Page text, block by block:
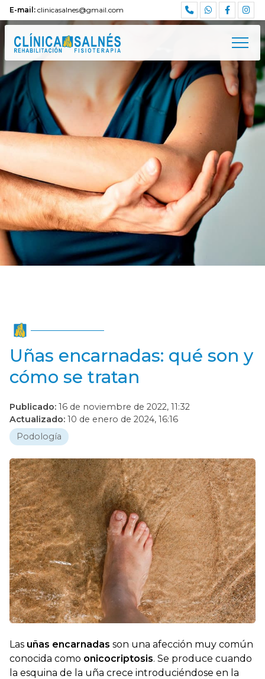
E-mail: clinicasalnes@gmail.com
Uñas encarnadas: qué son y
cómo se tratan
Publicado: 16 de noviembre de 2022, 11:32
Actualizado: 10 de enero de 2024, 16:16
Podología
Las uñas encarnadas son una afección muy común
conocida como onicocriptosis. Se produce cuando
la esquina de la uña crece introduciéndose en la